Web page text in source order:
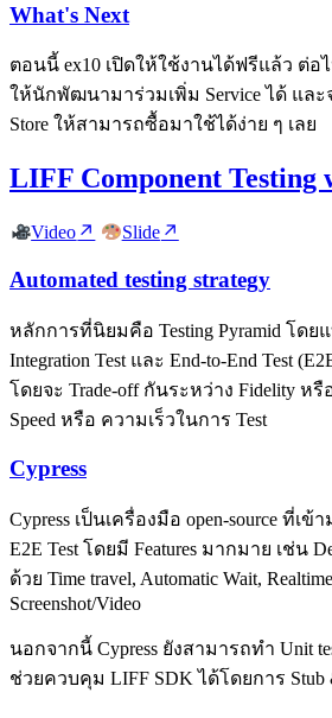
What's Next
ตอนนี้ ex10 เปิดให้ใช้งานได้ฟรีแล้ว ต่อไ
ให้นักพัฒนามาร่วมเพิ่ม Service ได้ และ
Store ให้สามารถซื้อมาใช้ได้ง่าย ๆ เลย
LIFF Component Testing
Video Slide
Automated testing strategy
หลักการที่นิยมคือ Testing Pyramid โดยแ
Integration Test และ End-to-End Test
โดยจะ Trade-off กันระหว่าง Fidelity ห
Speed หรือ ความเร็วในการ Test
Cypress
Cypress เป็นเครื่องมือ open-source ที่เ
E2E Test โดยมี Features มากมาย เช่น
ด้วย Time travel, Automatic Wait,
Screenshot/Video
นอกจากนี้ Cypress ยังสามารถทำ Unit
ช่วยควบคุม LIFF SDK ได้โดยการ Stub